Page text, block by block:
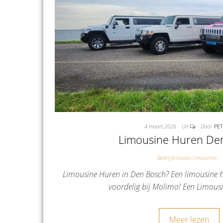
4 maart 2026 Uit Door
Limousine Huren
Bedrijfsnieuws Limousines
Limousine Huren in Den Bosch? Een limousine
voordelig bij Molimo! Een
Meer lezen